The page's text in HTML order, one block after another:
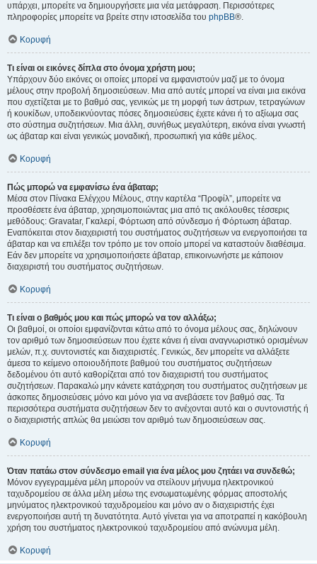
υπάρχει, μπορείτε να δημιουργήσετε μια νέα μετάφραση. Περισσότερες
πληροφορίες μπορείτε να βρείτε στην ιστοσελίδα του phpBB®.
Κορυφή
Τι είναι οι εικόνες δίπλα στο όνομα χρήστη μου;
Υπάρχουν δύο εικόνες οι οποίες μπορεί να εμφανιστούν μαζί με το όνομα
μέλους στην προβολή δημοσιεύσεων. Μια από αυτές μπορεί να είναι μια εικόνα
που σχετίζεται με το βαθμό σας, γενικώς με τη μορφή των άστρων, τετραγώνων
ή κουκίδων, υποδεικνύοντας πόσες δημοσιεύσεις έχετε κάνει ή το αξίωμα σας
στο σύστημα συζητήσεων. Μια άλλη, συνήθως μεγαλύτερη, εικόνα είναι γνωστή
ως άβαταρ και είναι γενικώς μοναδική, προσωπική για κάθε μέλος.
Κορυφή
Πώς μπορώ να εμφανίσω ένα άβαταρ;
Μέσα στον Πίνακα Ελέγχου Μέλους, στην καρτέλα “Προφίλ”, μπορείτε να
προσθέσετε ένα άβαταρ, χρησιμοποιώντας μια από τις ακόλουθες τέσσερις
μεθόδους: Gravatar, Γκαλερί, Φόρτωση από σύνδεσμο ή Φόρτωση άβαταρ.
Εναπόκειται στον διαχειριστή του συστήματος συζητήσεων να ενεργοποιήσει τα
άβαταρ και να επιλέξει τον τρόπο με τον οποίο μπορεί να καταστούν διαθέσιμα.
Εάν δεν μπορείτε να χρησιμοποιήσετε άβαταρ, επικοινωνήστε με κάποιον
διαχειριστή του συστήματος συζητήσεων.
Κορυφή
Τι είναι ο βαθμός μου και πώς μπορώ να τον αλλάξω;
Οι βαθμοί, οι οποίοι εμφανίζονται κάτω από το όνομα μέλους σας, δηλώνουν
τον αριθμό των δημοσιεύσεων που έχετε κάνει ή είναι αναγνωριστικό ορισμένων
μελών, π.χ. συντονιστές και διαχειριστές. Γενικώς, δεν μπορείτε να αλλάξετε
άμεσα το κείμενο οποιουδήποτε βαθμού του συστήματος συζητήσεων
δεδομένου ότι αυτό καθορίζεται από τον διαχειριστή του συστήματος
συζητήσεων. Παρακαλώ μην κάνετε κατάχρηση του συστήματος συζητήσεων με
άσκοπες δημοσιεύσεις μόνο και μόνο για να ανεβάσετε τον βαθμό σας. Τα
περισσότερα συστήματα συζητήσεων δεν το ανέχονται αυτό και ο συντονιστής ή
ο διαχειριστής απλώς θα μειώσει τον αριθμό των δημοσιεύσεων σας.
Κορυφή
Όταν πατάω στον σύνδεσμο email για ένα μέλος μου ζητάει να συνδεθώ;
Μόνον εγγεγραμμένα μέλη μπορούν να στείλουν μήνυμα ηλεκτρονικού
ταχυδρομείου σε άλλα μέλη μέσω της ενσωματωμένης φόρμας αποστολής
μηνύματος ηλεκτρονικού ταχυδρομείου και μόνο αν ο διαχειριστής έχει
ενεργοποιήσει αυτή τη δυνατότητα. Αυτό γίνεται για να αποτραπεί η κακόβουλη
χρήση του συστήματος ηλεκτρονικού ταχυδρομείου από ανώνυμα μέλη.
Κορυφή